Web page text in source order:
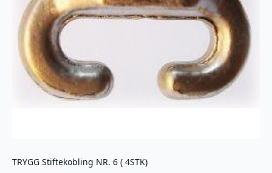
TRYGG Stiftekobling NR. 6 ( 4STK)